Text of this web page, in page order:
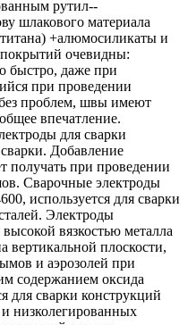
рутил--
шлакового материала
+алюмосиликаты и
очевидны:
быстро, даже при
при проведении
проблем, швы имеют
впечатление.
для сварки
Добавление
получать при проведении
Сварочные электроды
используется для сварки
Электроды
вязкостью металла
вертикальной плоскости,
и аэрозолей при
содержанием оксида
для сварки конструкций
низколегированных